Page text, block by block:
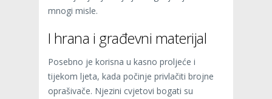
mnogi misle.
I hrana i građevni materijal
Posebno je korisna u kasno proljeće i
tijekom ljeta, kada počinje privlačiti brojne
oprašivače. Njezini cvjetovi bogati su